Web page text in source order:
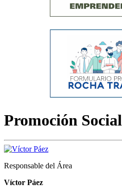
Promoción Social
Responsable del Área
Víctor Páez